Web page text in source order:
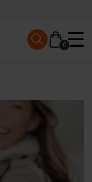
0
Mobile menu